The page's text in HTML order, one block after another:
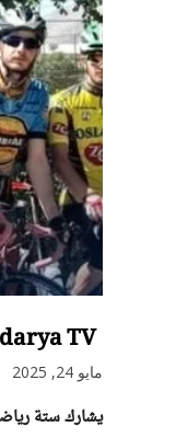
TV
مايو 24, 2025
يشارك ستة